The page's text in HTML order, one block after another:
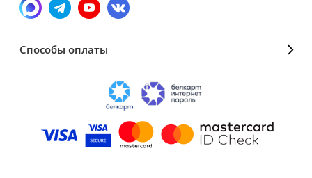
Способы оплаты